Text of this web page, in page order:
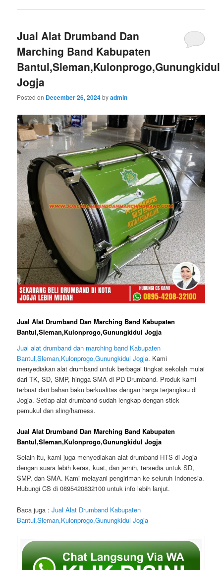
Jual Alat Drumband Dan
Marching Band Kabupaten
Bantul,Sleman,Kulonprogo,Gunungkidul
Jogja
Posted on December 26, 2024byadmin
Jual Alat Drumband Dan Marching Band Kabupaten
Bantul,Sleman,Kulonprogo,Gunungkidul Jogja
Jual alat drumband dan marching band Kabupaten
Bantul,Sleman,Kulonprogo,Gunungkidul Jogja. Kami
menyediakan alat drumband untuk berbagai tingkat sekolah mulai
dari TK, SD, SMP, hingga SMA di PD Drumband. Produk kami
terbuat dari bahan baku berkualitas dengan harga terjangkau di
Jogja. Setiap alat drumband sudah lengkap dengan stick
pemukul dan sling/harness.
Jual Alat Drumband Dan Marching Band Kabupaten
Bantul,Sleman,Kulonprogo,Gunungkidul Jogja
Selain itu, kami juga menyediakan alat drumband HTS di Jogja
dengan suara lebih keras, kuat, dan jernih, tersedia untuk SD,
SMP, dan SMA. Kami melayani pengiriman ke seluruh Indonesia.
Hubungi CS di 0895420832100 untuk info lebih lanjut.
Baca juga :Jual Alat Drumband Kabupaten
Bantul,Sleman,Kulonprogo,Gunungkidul Jogja